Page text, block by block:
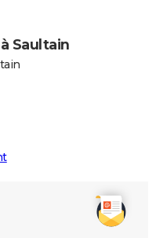
Saultain